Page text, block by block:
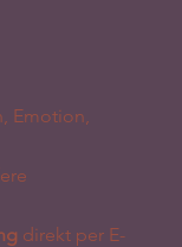
Emotion,
direkt per E-